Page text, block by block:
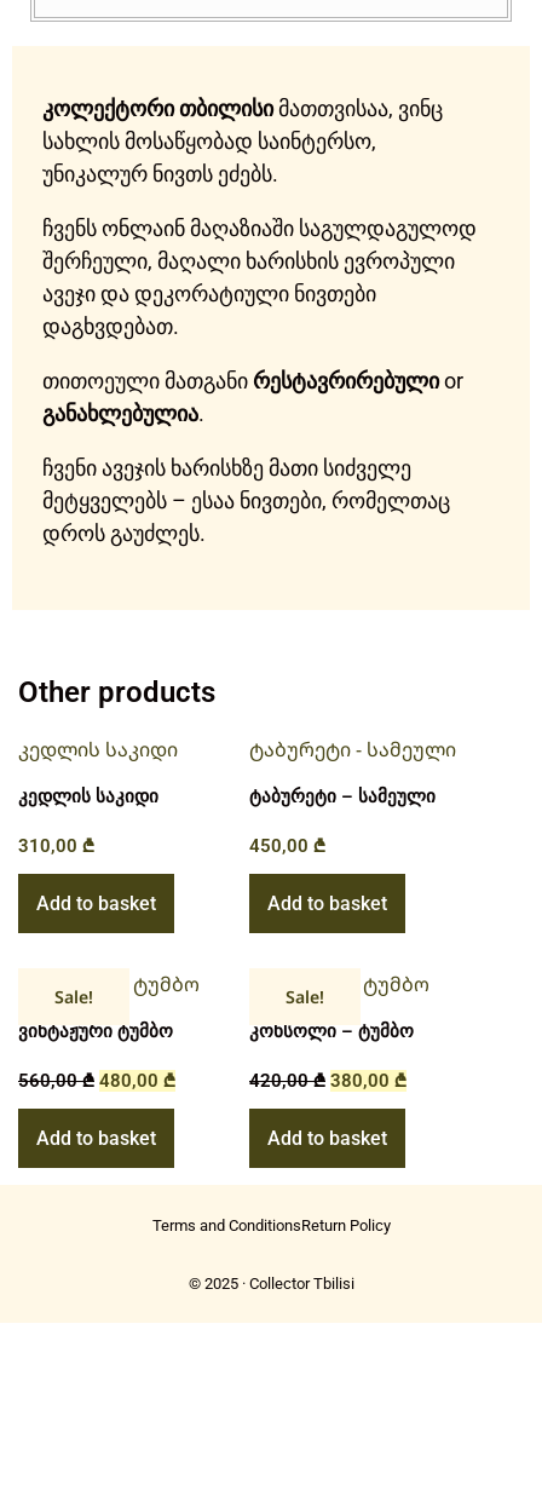
კოლექტორი თბილისიმათთვისაა, ვინც
სახლის მოსაწყობად საინტერსო,
უნიკალურ ნივთს ეძებს.
ჩვენს ონლაინ მაღაზიაში საგულდაგულოდ
შერჩეული, მაღალი ხარისხის ევროპული
ავეჯი და დეკორატიული ნივთები
დაგხვდებათ.
თითოეული მათგანირესტავრირებულიor
განახლებულია.
ჩვენი ავეჯის ხარისხზე მათი სიძველე
მეტყველებს – ესაა ნივთები, რომელთაც
დროს გაუძლეს.
Other products
კედლის საკიდი
310,00 ₾
Add to basket
ტაბურეტი – სამეული
450,00 ₾
Add to basket
Sale!
ვინტაჟური ტუმბო
560,00₾ 480,00 ₾
Add to basket
Sale!
კონსოლი – ტუმბო
420,00₾ 380,00 ₾
Add to basket
© 2025 · Collector Tbilisi
Terms and ConditionsReturn Policy